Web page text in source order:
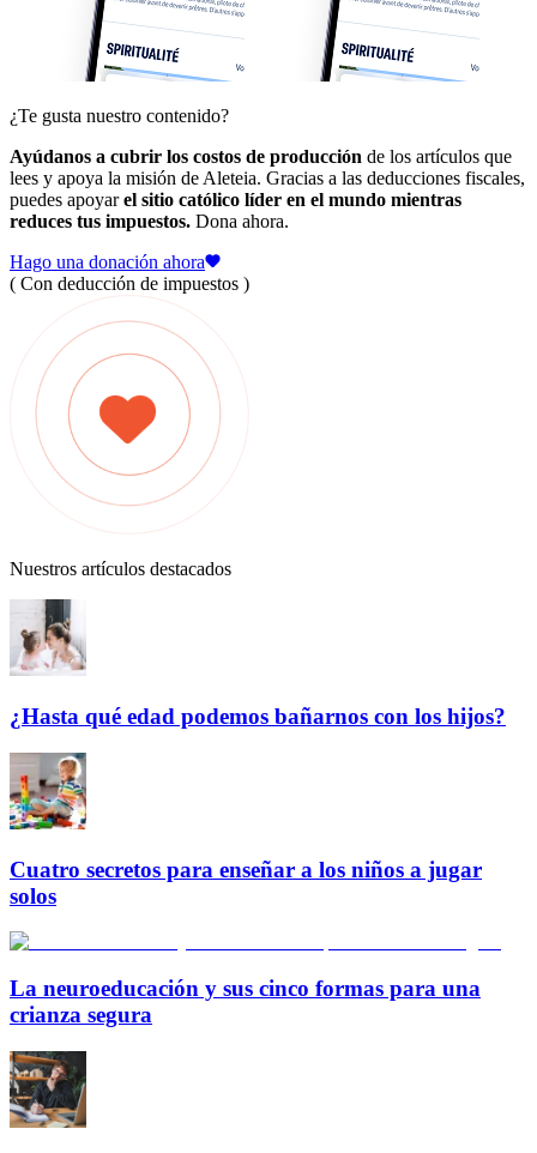
¿Te gusta nuestro contenido?
Ayúdanos a cubrir los costos de producción de los artículos que
lees y apoya la misión de Aleteia. Gracias a las deducciones fiscales,
puedes apoyarel sitio católico líder en el mundo mientras
reduces tus impuestos. Dona ahora.
Hago una donación ahora
( Con deducción de impuestos )
Nuestros artículos destacados
¿Hasta qué edad podemos bañarnos con los hijos?
Cuatro secretos para enseñar a los niños a jugar
solos
La neuroeducación y sus cinco formas para una
crianza segura